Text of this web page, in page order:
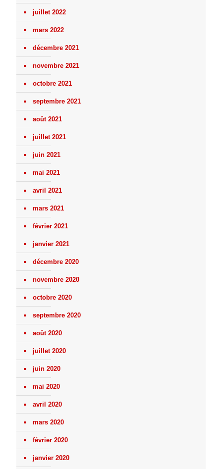
juillet 2022
mars 2022
décembre 2021
novembre 2021
octobre 2021
septembre 2021
août 2021
juillet 2021
juin 2021
mai 2021
avril 2021
mars 2021
février 2021
janvier 2021
décembre 2020
novembre 2020
octobre 2020
septembre 2020
août 2020
juillet 2020
juin 2020
mai 2020
avril 2020
mars 2020
février 2020
janvier 2020